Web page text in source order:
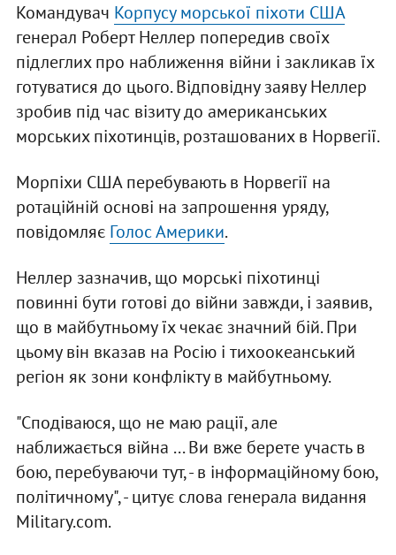
Командувач Корпусу морської піхоти США
генерал Роберт Неллер попередив своїх
підлеглих про наближення війни і закликав їх
готуватися до цього. Відповідну заяву Неллер
зробив під час візиту до американських
морських піхотинців, розташованих в Норвегії.
Морпіхи США перебувають в Норвегії на
ротаційній основі на запрошення уряду,
повідомляє Голос Америки.
Неллер зазначив, що морські піхотинці
повинні бути готові до війни завжди, і заявив,
що в майбутньому їх чекає значний бій. При
цьому він вказав на Росію і тихоокеанський
регіон як зони конфлікту в майбутньому.
"Сподіваюся, що не маю рації, але
наближається війна ... Ви вже берете участь в
бою, перебуваючи тут, - в інформаційному бою,
політичному", - цитує слова генерала видання
Military.com.